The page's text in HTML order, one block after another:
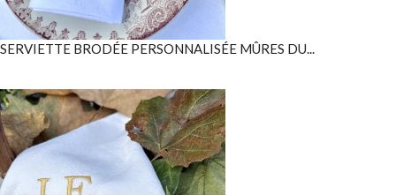
SERVIETTE BRODÉE PERSONNALISÉE MÛRES DU...